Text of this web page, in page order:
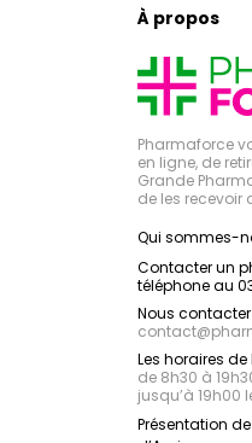
À propos
Pharmaforce
en ligne, de
Grande
de les recevoir
Qui sommes-
Contacter un
téléphone au
Nous
contact@
Les horaires
de 8h30 à
jusqu’à 19h00
Présentation